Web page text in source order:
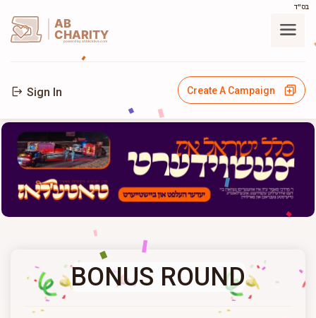
בס"ד
AB
CHARITY
powerd by ahblicklive.com
Sign In Create A Campaign
BONUS ROUND